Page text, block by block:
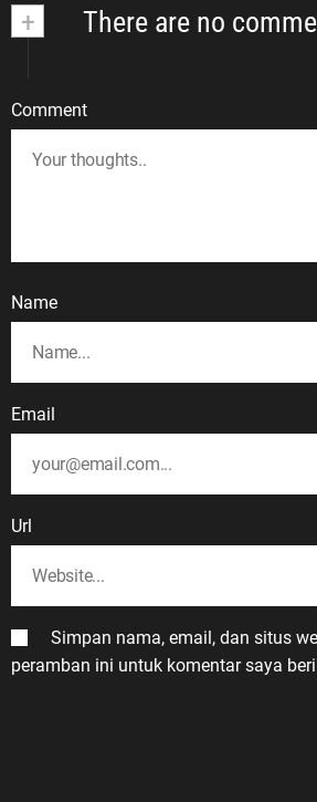
+ There are no
Comment
Name
Email
Url
Simpan nama, email, dan situs
peramban ini untuk komentar saya